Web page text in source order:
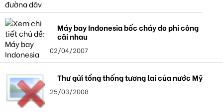
Máy bay Indonesia bốc cháy do phi công
cãi nhau
02/04/2007
Thư gửi tổng thống tương lai của nước Mỹ
25/03/2008